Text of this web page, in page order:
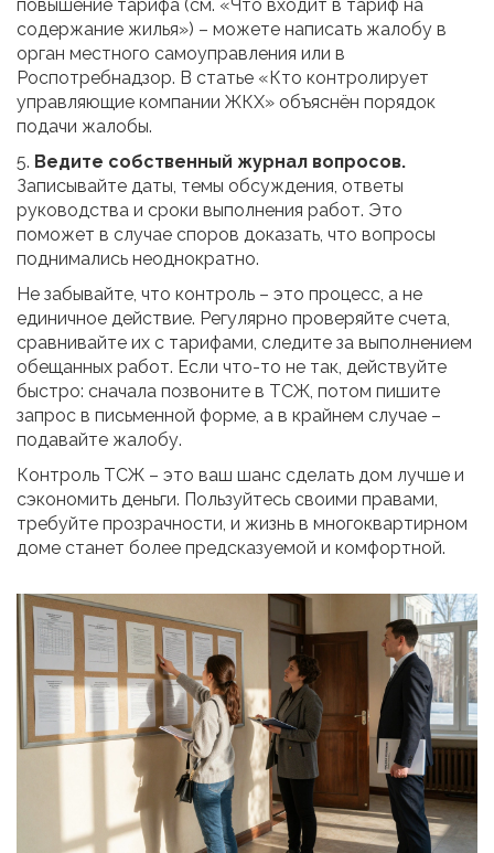
повышение тарифа (см. «Что входит в тариф на
содержание жилья») – можете написать жалобу в
орган местного самоуправления или в
Роспотребнадзор. В статье «Кто контролирует
управляющие компании ЖКХ» объяснён порядок
подачи жалобы.
5. Ведите собственный журнал вопросов.
Записывайте даты, темы обсуждения, ответы
руководства и сроки выполнения работ. Это
поможет в случае споров доказать, что вопросы
поднимались неоднократно.
Не забывайте, что контроль – это процесс, а не
единичное действие. Регулярно проверяйте счета,
сравнивайте их с тарифами, следите за выполнением
обещанных работ. Если что-то не так, действуйте
быстро: сначала позвоните в ТСЖ, потом пишите
запрос в письменной форме, а в крайнем случае –
подавайте жалобу.
Контроль ТСЖ – это ваш шанс сделать дом лучше и
сэкономить деньги. Пользуйтесь своими правами,
требуйте прозрачности, и жизнь в многоквартирном
доме станет более предсказуемой и комфортной.